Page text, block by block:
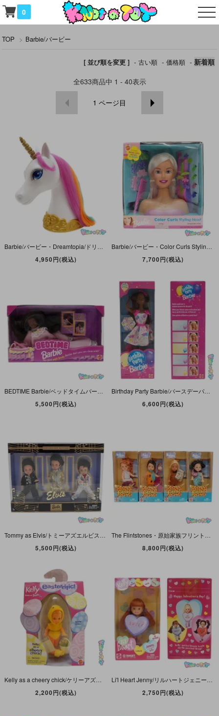
0
TOP > Barbie/バービー
[ 並び順を変更 ] - 古い順 - 価格順 - 新着順
全633商品中 1 - 40表示
1 ページ目
4,950円(税込) 7,700円(税込)
5,500円(税込) 6,600円(税込)
5,500円(税込) 8,800円(税込)
Kelly as a cheery chick/ケリーアズアチアリーチック・Easterrific!/イースタリフィック・ヒヨコ・Kelly Club/ケリークラブ・2000年・MATTEL
2,200円(税込) 2,750円(税込)